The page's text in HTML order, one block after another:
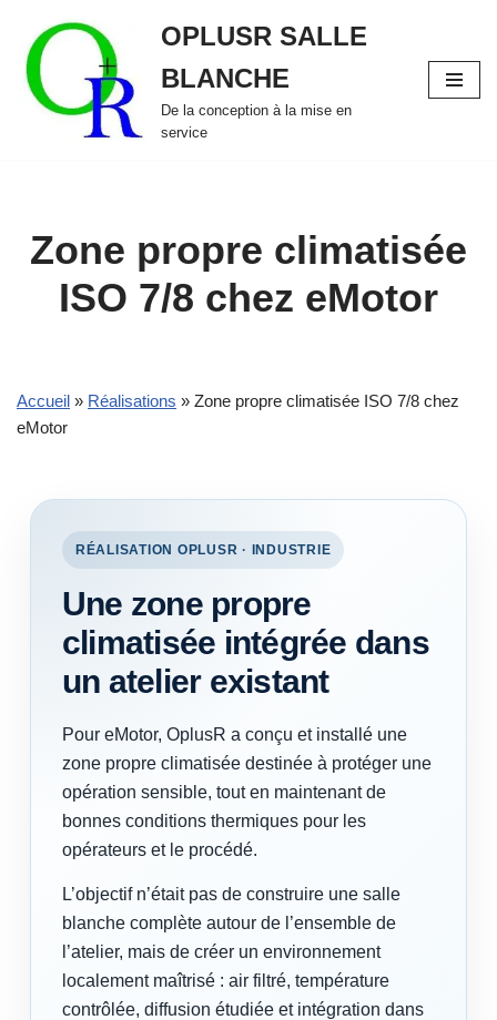
Aller
au
contenu
OPLUSR SALLE
BLANCHE
De la conception à la mise en
service
Zone propre climatisée
ISO 7/8 chez eMotor
Accueil » Réalisations » Zone propre climatisée ISO 7/8 chez
eMotor
RÉALISATION OPLUSR · INDUSTRIE
Une zone propre
climatisée intégrée dans
un atelier existant
Pour eMotor, OplusR a conçu et installé une
zone propre climatisée destinée à protéger une
opération sensible, tout en maintenant de
bonnes conditions thermiques pour les
opérateurs et le procédé.
L’objectif n’était pas de construire une salle
blanche complète autour de l’ensemble de
l’atelier, mais de créer un environnement
localement maîtrisé : air filtré, température
contrôlée, diffusion étudiée et intégration dans